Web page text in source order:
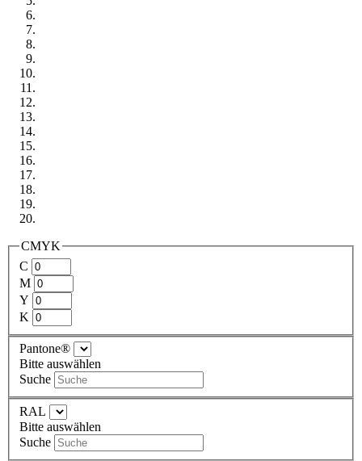
CMYK
C
M
Y
K
Pantone®
Bitte auswählen
Suche
RAL
Bitte auswählen
Suche